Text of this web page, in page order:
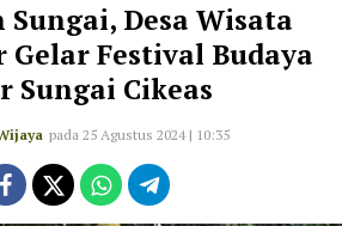
Desa Wisata
Festival Budaya
Sungai Cikeas
pada 25 Agustus 2024 | 10:35